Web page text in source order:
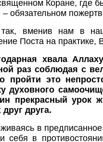
Коране, где
– обязательном
вменив нам в
Поста на
хвала
раз соблюдая с
пройти это
духовного
прекрасный урок
друг друга.
в
себя в